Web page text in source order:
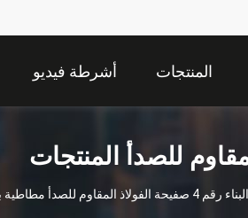
المنتجات أشرطة فيديو
للصدأ المنتجات
المقاوم للصدأ مطاطية باردة